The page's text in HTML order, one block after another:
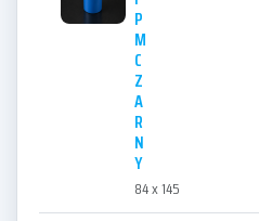
P
M
C
Z
A
R
N
Y
84 x 145